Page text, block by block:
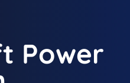
Power